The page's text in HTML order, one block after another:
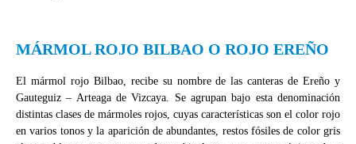
MÁRMOL ROJO BILBAO O ROJO EREÑO
El mármol rojo Bilbao, recibe su nombre de las canteras de Ereño y
Gauteguiz – Arteaga de Vizcaya. Se agrupan bajo esta denominación
distintas clases de mármoles rojos, cuyas características son el color rojo
en varios tonos y la aparición de abundantes, restos fósiles de color gris